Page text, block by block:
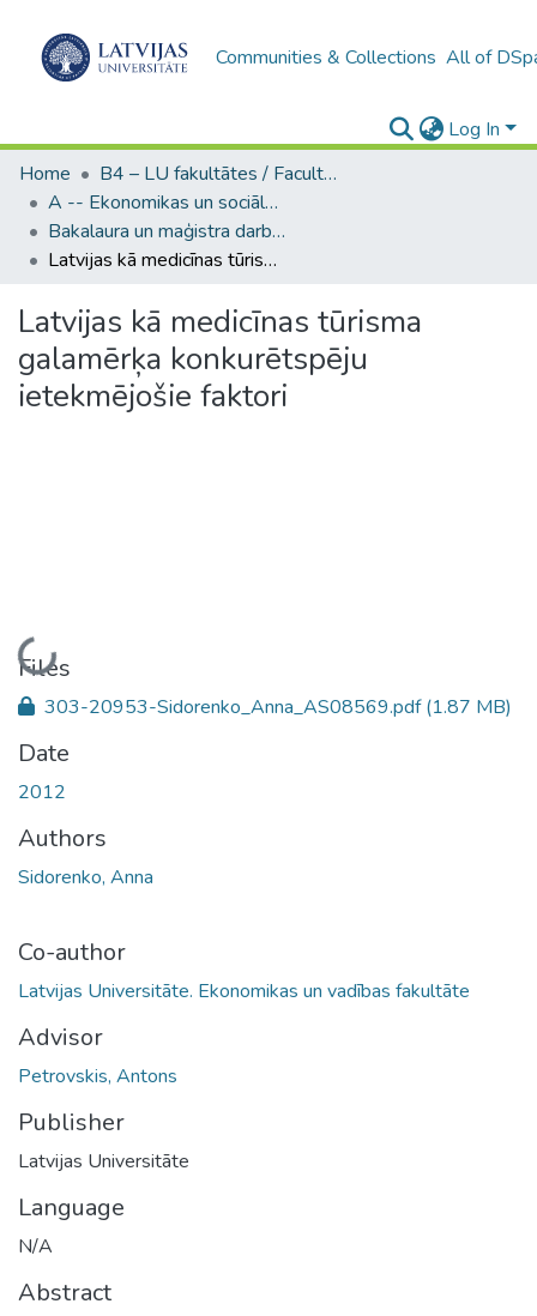
Communities & Collections All of
Log In
Home
B4 – LU fakultātes / Faculties of the UL
A -- Ekonomikas un sociālo zinātņu fakultāte / Faculty of Economics and Social Sciences
Bakalaura un maģistra darbi (ESZF) / Bachelor's and Master's theses
Latvijas kā medicīnas tūrisma galamērķa konkurētspēju ietekmējošie faktori
Latvijas kā medicīnas tūrisma
galamērķa konkurētspēju
ietekmējošie faktori
Loading...
Files
303-20953-Sidorenko_Anna_AS08569.pdf(1.87 MB)
Date
2012
Authors
Sidorenko, Anna
Co-author
Latvijas Universitāte. Ekonomikas un vadības fakultāte
Advisor
Petrovskis, Antons
Publisher
Latvijas Universitāte
Language
N/A
Abstract